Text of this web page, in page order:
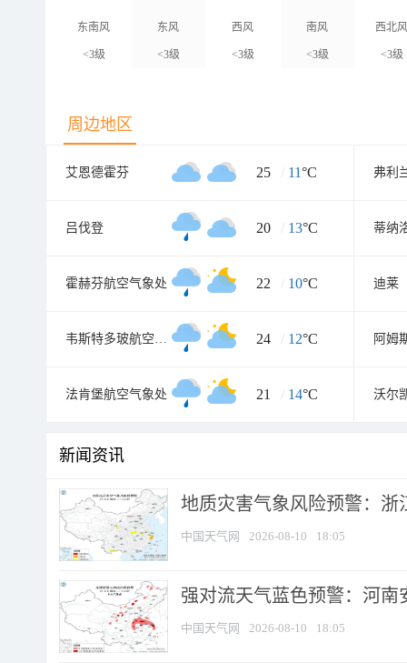
东南风
<3级
东风
<3级
西风
<3级
南风
<3级
西北
<3级
周边地区
艾恩德霍芬 25 / 11°C 弗利
吕伐登 20 / 13°C 蒂纳
霍赫芬航空气象处 22 / 10°C 迪莱
韦斯特多玻航空气象处 24 / 12°C 阿姆
法肯堡航空气象处 21 / 14°C 沃尔
新闻资讯
地质灾害气象风险预警：浙
中国天气网 2026-08-10 18:05
强对流天气蓝色预警：河南
中国天气网 2026-08-10 18:05